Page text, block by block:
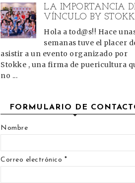
LA IMPORTANCIA
VÍNCULO BY
Hola a tod@s!! Hace
semanas tuve el placer
asistir a un evento organizado por
Stokke , una firma de puericultura
no ...
FORMULARIO DE
Nombre
Correo electrónico *